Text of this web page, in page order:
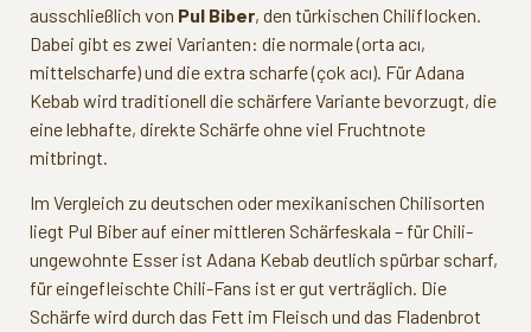
ausschließlich von Pul Biber, den türkischen Chiliflocken.
Dabei gibt es zwei Varianten: die normale (orta acı,
mittelscharfe) und die extra scharfe (çok acı). Für Adana
Kebab wird traditionell die schärfere Variante bevorzugt, die
eine lebhafte, direkte Schärfe ohne viel Fruchtnote
mitbringt.
Im Vergleich zu deutschen oder mexikanischen Chilisorten
liegt Pul Biber auf einer mittleren Schärfeskala – für Chili-
ungewohnte Esser ist Adana Kebab deutlich spürbar scharf,
für eingefleischte Chili-Fans ist er gut verträglich. Die
Schärfe wird durch das Fett im Fleisch und das Fladenbrot